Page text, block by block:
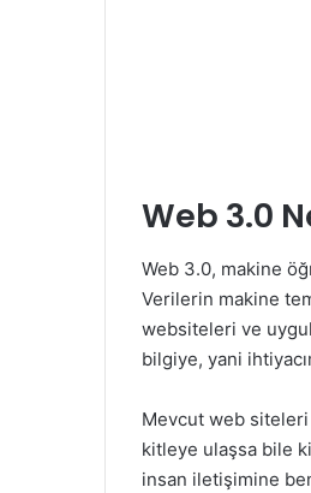
Web 3.0
Web 3.0, makine
Verilerin makine
websiteleri ve
bilgiye, yani
Mevcut web
kitleye ulaşsa bile
insan iletişimine